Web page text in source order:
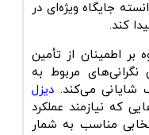
جایگاه ویژه‌ای در
کند.
بر اطمینان از تأمین
مربوط به
می‌کند. دیزل
که نیازمند عملکرد
مناسب به شمار